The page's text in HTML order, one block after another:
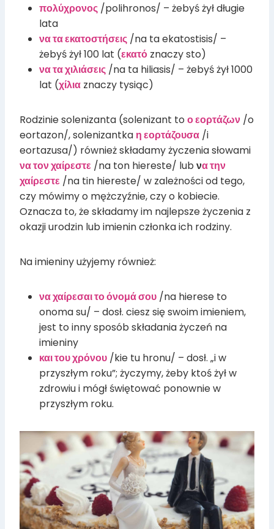
πολύχρονος /polihronos/ – żebyś żył długie
lata
να τα εκατοστήσεις /na ta ekatostisis/ –
żebyś żył 100 lat (εκατό znaczy sto)
να τα χιλιάσεις /na ta hiliasis/ – żebyś żył 1000
lat (χίλια znaczy tysiąc)
Rodzinie solenizanta (solenizant to ο εορτάζων /o
eortazon/, solenizantka η εορτάζουσα /i
eortazusa/) również składamy życzenia słowami
να τον χαίρεστε /na ton hiereste/ lub να την
χαίρεστε /na tin hiereste/ w zależności od tego,
czy mówimy o mężczyźnie, czy o kobiecie.
Oznacza to, że składamy im najlepsze życzenia z
okazji urodzin lub imienin członka ich rodziny.
Na imieniny użyjemy również:
να χαίρεσαι το όνομά σου /na hierese to
onoma su/ – dosł. ciesz się swoim imieniem,
jest to inny sposób składania życzeń na
imieniny
και του χρόνου /kie tu hronu/ – dosł. „i w
przyszłym roku”; życzymy, żeby ktoś żył w
zdrowiu i mógł świętować ponownie w
przyszłym roku.